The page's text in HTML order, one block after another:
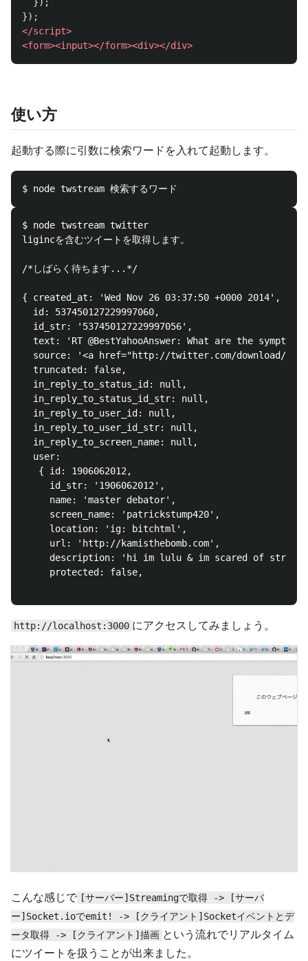
});
</script>
<form><input></form><div></div>
使い方
起動する際に引数に検索ワードを入れて起動します。
$ node twstream twitter
ligincを含むツイートを取得します。
/*しばらく待ちます...*/
{ created_at: 'Wed Nov 26 03:37:50 +0000 2014',
  id: 537450127229997060,
  id_str: '537450127229997056',
text: 'RT @BestYahooAnswer: What are the
source: '<a href="http://twitter.com/download/
  truncated: false,
  in_reply_to_status_id: null,
  in_reply_to_status_id_str: null,
  in_reply_to_user_id: null,
  in_reply_to_user_id_str: null,
  in_reply_to_screen_name: null,
  user:
   { id: 1906062012,
     id_str: '1906062012',
     name: 'master debator',
     screen_name: 'patrickstump420',
     location: 'ig: bitchtml',
     url: 'http://kamisthebomb.com',
description: 'hi im lulu & im scared of
     protected: false,
http://localhost:3000 にアクセスしてみましょう。
こんな感じで [サーバー]Streamingで取得 -> [サーバ
ー]Socket.ioでemit! -> [クライアント]Socketイベントとデ
ータ取得 -> [クライアント]描画 という流れでリアルタイム
にツイートを扱うことが出来ました。